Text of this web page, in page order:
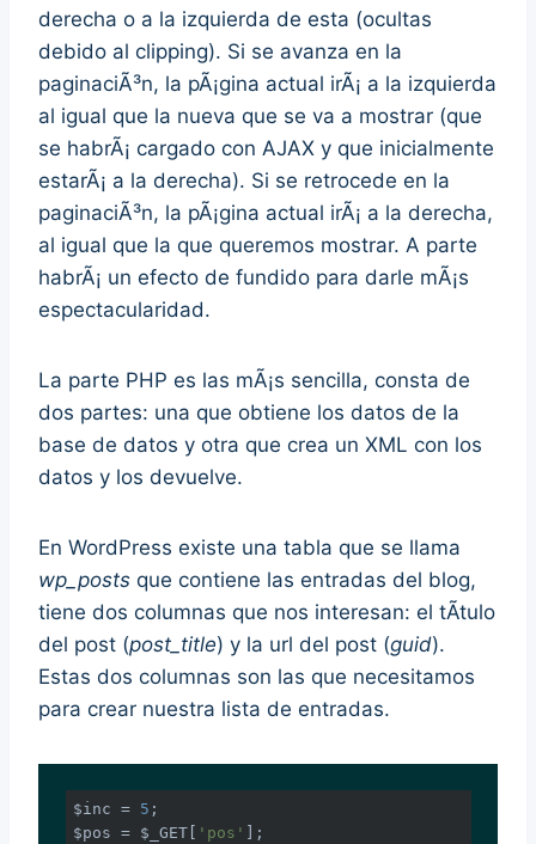
derecha o a la izquierda de esta (ocultas
debido al clipping). Si se avanza en la
paginaciÃ³n, la pÃ¡gina actual irÃ¡ a la izquierda
al igual que la nueva que se va a mostrar (que
se habrÃ¡ cargado con AJAX y que inicialmente
estarÃ¡ a la derecha). Si se retrocede en la
paginaciÃ³n, la pÃ¡gina actual irÃ¡ a la derecha,
al igual que la que queremos mostrar. A parte
habrÃ¡ un efecto de fundido para darle mÃ¡s
espectacularidad.
La parte PHP es las mÃ¡s sencilla, consta de
dos partes: una que obtiene los datos de la
base de datos y otra que crea un XML con los
datos y los devuelve.
En WordPress existe una tabla que se llama
wp_posts que contiene las entradas del blog,
tiene dos columnas que nos interesan: el tÃ­tulo
del post (post_title) y la url del post (guid).
Estas dos columnas son las que necesitamos
para crear nuestra lista de entradas.
$inc = 5 ;
$pos = $_GET[
'pos'